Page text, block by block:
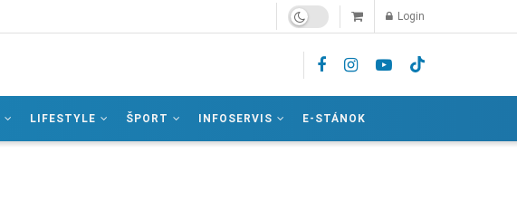
Login
LIFESTYLE ŠPORT INFOSERVIS E-STÁNOK